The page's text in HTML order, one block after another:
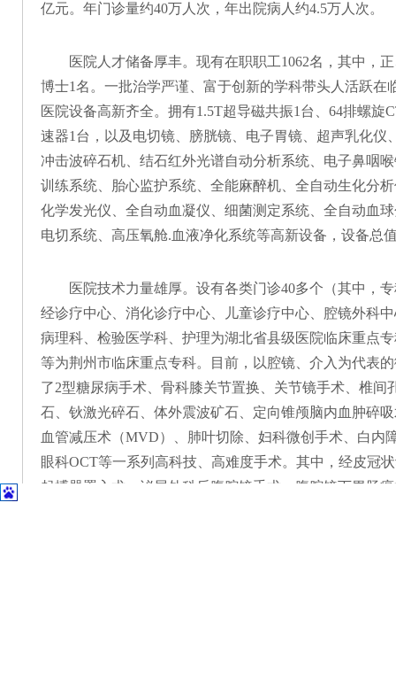
亿元。年门诊量约40万人次，年出院病人约4.5万人次。
医院人才储备厚丰。现有在职职工1062名，其中，
博士1名。一批治学严谨、富于创新的学科带头人活跃在
医院设备高新齐全。拥有1.5T超导磁共振1 台、 64排螺旋
速器1 台，以及电切镜、膀胱镜、电子胃镜、超声乳化仪
冲击波碎石机、结石红外光谱自动分析系统、电子鼻咽
训练系统、胎心监护系统、全能麻醉机、全自动生化分
化学发光仪、全自动血凝仪、细菌测定系统、全自动血
电切系统、高压氧舱.血液净化系统等高新设备，设备总
医院技术力量雄厚。设有各类门诊40多个（其中，
经诊疗中心、消化诊疗中心、儿童诊疗中心、腔镜外科
病理科、检验医学科、护理为湖北省县级医院临床重点
等为荆州市临床重点专科。目前，以腔镜、介入为代表
了2型糖尿病手术、骨科膝关节置换、关节镜手术、 椎间
石、 钬激光碎石、 体外震波矿石、定向锥颅脑内血肿碎
血管减压术（MVD）、
肺叶切除、妇科微创手术、白内
眼科OCT等一系列高科技、高难度手术。其中，经皮冠
起搏器置入术、泌尿外科后腹腔镜手术、腹腔镜下胃肠